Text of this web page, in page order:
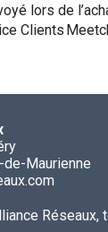
lors de
Clients
Maurienne
Réseaux,